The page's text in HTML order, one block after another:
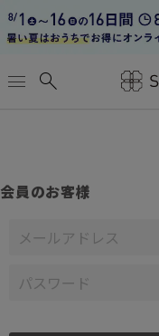
menu search
会員のお客様